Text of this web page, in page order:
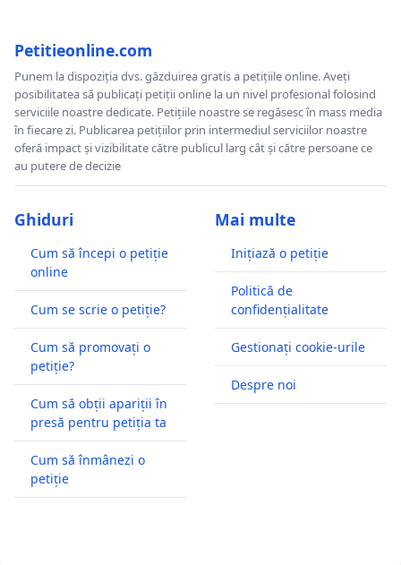
Petitieonline.com
Punem la dispoziția dvs. găzduirea gratis a petițiile online. Aveți
posibilitatea să publicați petiții online la un nivel profesional folosind
serviciile noastre dedicate. Petițiile noastre se regăsesc în mass media
în fiecare zi. Publicarea petițiilor prin intermediul serviciilor noastre
oferă impact și vizibilitate către publicul larg cât și către persoane ce
au putere de decizie
Ghiduri
Cum să începi o petiție
online
Cum se scrie o petiție?
Cum să promovați o
petiție?
Cum să obții apariții în
presă pentru petiția ta
Cum să înmânezi o
petiție
Mai multe
Inițiază o petiție
Politică de
confidențialitate
Gestionați cookie-urile
Despre noi